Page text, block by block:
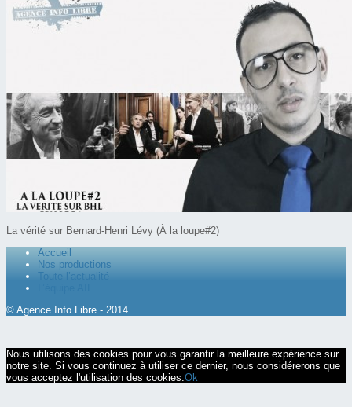
La vérité sur Bernard-Henri Lévy (À la loupe#2)
Accueil
Nos productions
Toute l’actualité
© Agence Info Libre - 2014
Nous utilisons des cookies pour vous garantir la meilleure expérience sur
notre site. Si vous continuez à utiliser ce dernier, nous considérerons que
vous acceptez l'utilisation des cookies. Ok